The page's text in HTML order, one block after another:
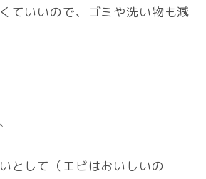
ていいので、ゴミや洗い物も減
として（エビはおいしいの